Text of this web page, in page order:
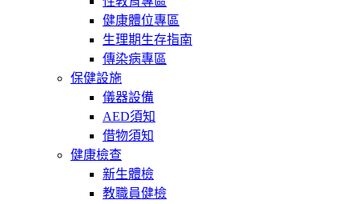
健康體位專區
生理期生存指南
傳染病專區
保健設施
儀器設備
AED須知
借物須知
健康檢查
新生體檢
教職員健檢